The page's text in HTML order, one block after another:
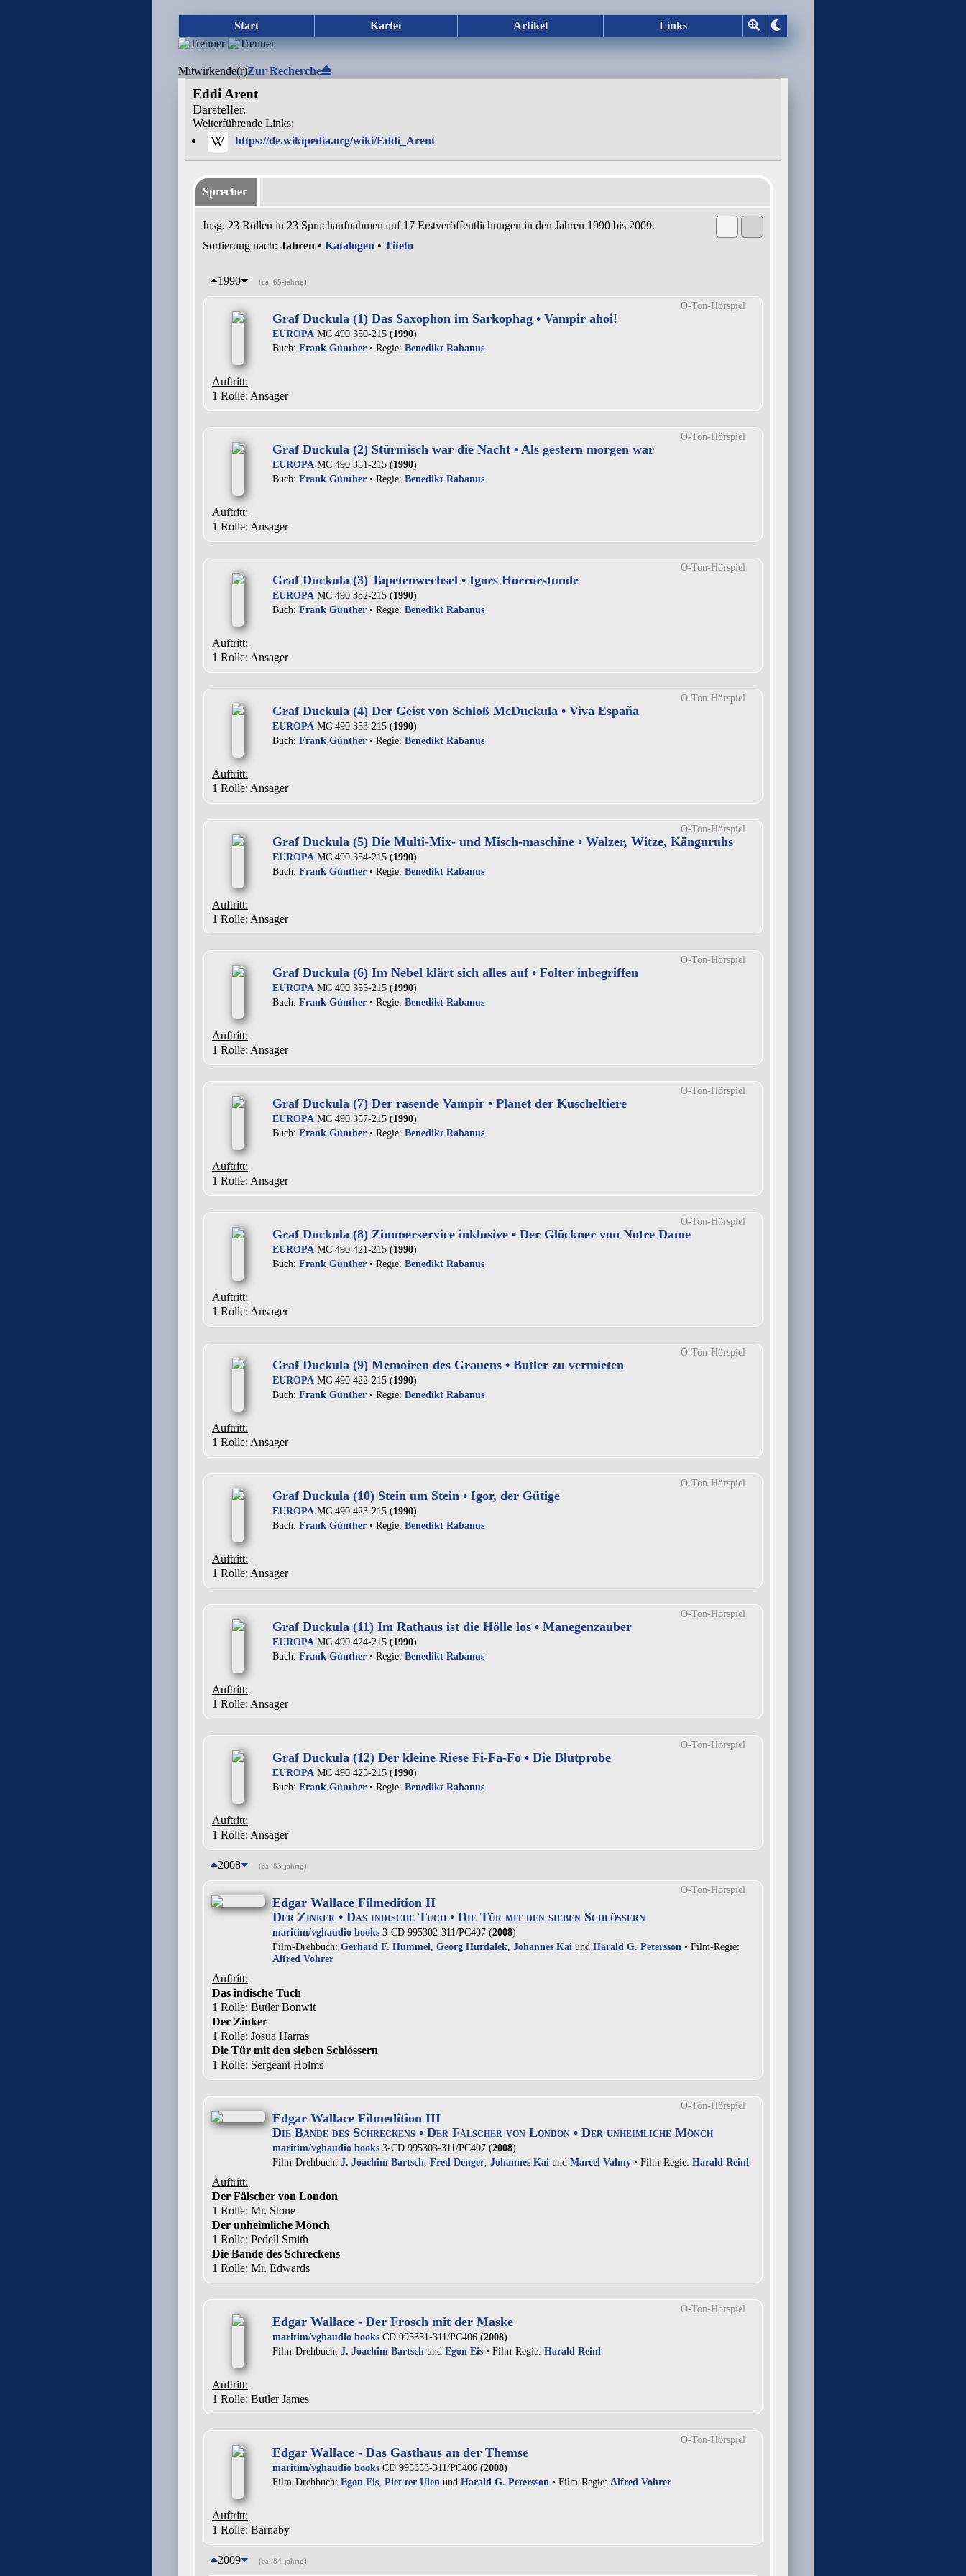
Start Kartei Artikel Links
Mitwirkende(r)Zur Recherche
Eddi Arent
Darsteller.
Weiterführende Links:
https://de.wikipedia.org/wiki/Eddi_Arent
Sprecher
Insg. 23 Rollen in 23 Sprachaufnahmen auf 17 Erstveröffentlichungen in den Jahren 1990 bis 2009.
Sortierung nach: Jahren • Katalogen • Titeln
1990 (ca. 65-jährig)
O-Ton-Hörspiel
Graf Duckula (1) Das Saxophon im Sarkophag • Vampir ahoi!
EUROPA MC 490 350-215 (1990)
Buch: Frank Günther• Regie: Benedikt Rabanus
Auftritt:
1 Rolle: Ansager
O-Ton-Hörspiel
Graf Duckula (2) Stürmisch war die Nacht • Als gestern morgen war
EUROPA MC 490 351-215 (1990)
Buch: Frank Günther• Regie: Benedikt Rabanus
Auftritt:
1 Rolle: Ansager
O-Ton-Hörspiel
Graf Duckula (3) Tapetenwechsel • Igors Horrorstunde
EUROPA MC 490 352-215 (1990)
Buch: Frank Günther• Regie: Benedikt Rabanus
Auftritt:
1 Rolle: Ansager
O-Ton-Hörspiel
Graf Duckula (4) Der Geist von Schloß McDuckula • Viva España
EUROPA MC 490 353-215 (1990)
Buch: Frank Günther• Regie: Benedikt Rabanus
Auftritt:
1 Rolle: Ansager
O-Ton-Hörspiel
Graf Duckula (5) Die Multi-Mix- und Misch-maschine • Walzer, Witze, Känguruhs
EUROPA MC 490 354-215 (1990)
Buch: Frank Günther• Regie: Benedikt Rabanus
Auftritt:
1 Rolle: Ansager
O-Ton-Hörspiel
Graf Duckula (6) Im Nebel klärt sich alles auf • Folter inbegriffen
EUROPA MC 490 355-215 (1990)
Buch: Frank Günther• Regie: Benedikt Rabanus
Auftritt:
1 Rolle: Ansager
O-Ton-Hörspiel
Graf Duckula (7) Der rasende Vampir • Planet der Kuscheltiere
EUROPA MC 490 357-215 (1990)
Buch: Frank Günther• Regie: Benedikt Rabanus
Auftritt:
1 Rolle: Ansager
O-Ton-Hörspiel
Graf Duckula (8) Zimmerservice inklusive • Der Glöckner von Notre Dame
EUROPA MC 490 421-215 (1990)
Buch: Frank Günther• Regie: Benedikt Rabanus
Auftritt:
1 Rolle: Ansager
O-Ton-Hörspiel
Graf Duckula (9) Memoiren des Grauens • Butler zu vermieten
EUROPA MC 490 422-215 (1990)
Buch: Frank Günther• Regie: Benedikt Rabanus
Auftritt:
1 Rolle: Ansager
O-Ton-Hörspiel
Graf Duckula (10) Stein um Stein • Igor, der Gütige
EUROPA MC 490 423-215 (1990)
Buch: Frank Günther• Regie: Benedikt Rabanus
Auftritt:
1 Rolle: Ansager
O-Ton-Hörspiel
Graf Duckula (11) Im Rathaus ist die Hölle los • Manegenzauber
EUROPA MC 490 424-215 (1990)
Buch: Frank Günther• Regie: Benedikt Rabanus
Auftritt:
1 Rolle: Ansager
O-Ton-Hörspiel
Graf Duckula (12) Der kleine Riese Fi-Fa-Fo • Die Blutprobe
EUROPA MC 490 425-215 (1990)
Buch: Frank Günther• Regie: Benedikt Rabanus
Auftritt:
1 Rolle: Ansager
2008 (ca. 83-jährig)
O-Ton-Hörspiel
Edgar Wallace Filmedition II
Der Zinker • Das indische Tuch • Die Tür mit den sieben Schlössern
maritim/vghaudio books3-CD 995302-311/PC407 (2008)
Film-Drehbuch: Gerhard F. Hummel Georg Hurdalek, Johannes Kai und Harald G. Petersson • Film-Regie:
Alfred Vohrer
Auftritt:
Das indische Tuch
1 Rolle: Butler Bonwit
Der Zinker
1 Rolle: Josua Harras
Die Tür mit den sieben Schlössern
1 Rolle: Sergeant Holms
O-Ton-Hörspiel
Edgar Wallace Filmedition III
Die Bande des Schreckens • Der Fälscher von London • Der unheimliche Mönch
maritim/vghaudio books3-CD 995303-311/PC407 (2008)
Film-Drehbuch: J. Joachim Bartsch Fred Denger, Johannes Kai und Marcel Valmy• Film-Regie: Harald Reinl
Auftritt:
Der Fälscher von London
1 Rolle: Mr. Stone
Der unheimliche Mönch
1 Rolle: Pedell Smith
Die Bande des Schreckens
1 Rolle: Mr. Edwards
O-Ton-Hörspiel
Edgar Wallace - Der Frosch mit der Maske
maritim/vghaudio booksCD 995351-311/PC406 (2008)
Film-Drehbuch: J. Joachim Bartsch und Egon Eis• Film-Regie: Harald Reinl
Auftritt:
1 Rolle: Butler James
O-Ton-Hörspiel
Edgar Wallace - Das Gasthaus an der Themse
maritim/vghaudio booksCD 995353-311/PC406 (2008)
Film-Drehbuch: Egon Eis, Piet ter Ulen und Harald G. Petersson • Film-Regie: Alfred Vohrer
Auftritt:
1 Rolle: Barnaby
2009 (ca. 84-jährig)